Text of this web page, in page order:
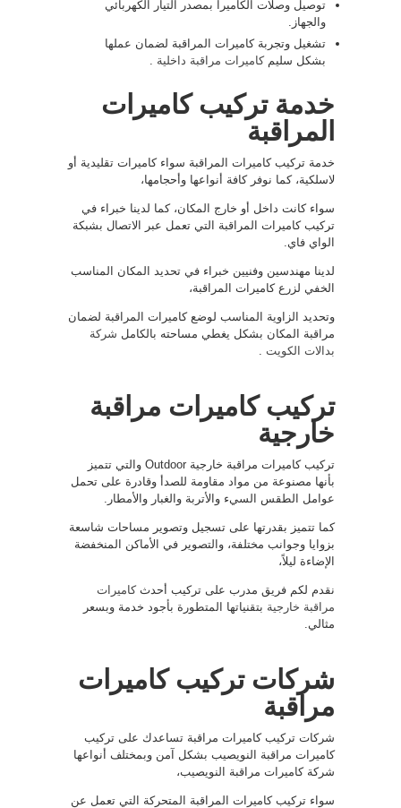
توصيل وصلات الكاميرا بمصدر التيار الكهربائي
والجهاز.
تشغيل وتجربة كاميرات المراقبة لضمان عملها
بشكل سليمكاميرات مراقبة داخلية
خدمة تركيب كاميرات
المراقبة
خدمة تركيب كاميرات المراقبة سواء كاميرات تقليدية أو
لاسلكية، كما نوفر كافة أنواعها وأحجامها،
سواء كانت داخل أو خارج المكان، كما لدينا خبراء في
تركيب كاميرات المراقبة التي تعمل عبر الاتصال بشبكة
الواي فاي.
لدينا مهندسين وفنيين خبراء في تحديد المكان المناسب
الخفي لزرع كاميرات المراقبة،
وتحديد الزاوية المناسب لوضع كاميرات المراقبة لضمان
مراقبة المكان بشكل يغطي مساحته بالكامل شركة
بدالات الكويت
تركيب كاميرات مراقبة
خارجية
تركيب كاميرات مراقبة خارجية Outdoor والتي تتميز
بأنها مصنوعة من مواد مقاومة للصدأ وقادرة على تحمل
عوامل الطقس السيء والأتربة والغبار والأمطار.
كما تتميز بقدرتها على تسجيل وتصوير مساحات شاسعة
بزوايا وجوانب مختلفة، والتصوير في الأماكن المنخفضة
الإضاءة ليلاً،
نقدم لكم فريق مدرب على تركيب أحدثكاميرات
مراقبة خارجية بتقنياتها المتطورة بأجود خدمة وبسعر
مثالي.
شركات تركيب كاميرات
مراقبة
شركات تركيب كاميرات مراقبة تساعدك على تركيب
كاميرات مراقبة النويصيب بشكل آمن وبمختلف أنواعها
شركة كاميرات مراقبة النويصيب،
سواء تركيب كاميرات المراقبة المتحركة التي تعمل عن